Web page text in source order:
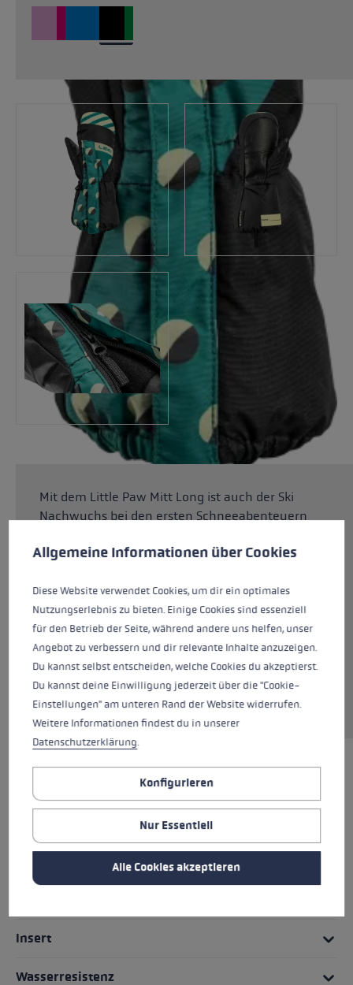
Mit dem Little Paw Mitt Long ist auch der Ski
Nachwuchs bei den ersten Schneeabenteuern
Manschette sorgt dafür, dass der Schnee
Fäustling so einiges für den Ski Nachwuchs zu
bieten. Eine Fiberloft Wattierung in
Kombination mit SOFT-TEX® Membrane sorgen
für warme, trockene Hände, während die G Grip
Handfläche dafür sorgt, dass der Stock sicher in
der Hand liegt. Das Innenfutter aus Micro
Bemberg sorgt für ein trockenes Tragegefühl.
Griff - Schlaufe/Handschuh System
Insert
Wasserresistenz
Cookie-Voreinstellungen
Allgemeine Informationen über Cookies
Diese Website verwendet Cookies, um dir ein optimales
Nutzungserlebnis zu bieten. Einige Cookies sind essenziell
für den Betrieb der Seite, während andere uns helfen, unser
Angebot zu verbessern und dir relevante Inhalte anzuzeigen.
Du kannst selbst entscheiden, welche Cookies du akzeptierst.
Du kannst deine Einwilligung jederzeit über die "Cookie-
Einstellungen" am unteren Rand der Website widerrufen.
Weitere Informationen findest du in unserer
Datenschutzerklärung.
Konfigurieren
Nur Essentiell
Alle Cookies akzeptieren